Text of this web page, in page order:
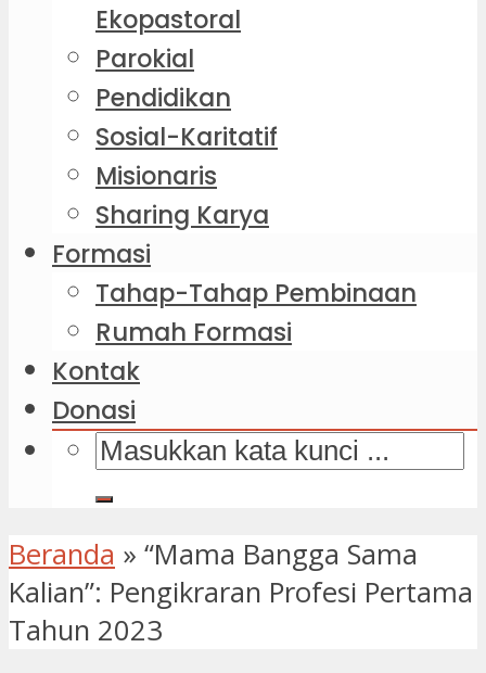
Ekopastoral
Parokial
Pendidikan
Sosial-Karitatif
Misionaris
Sharing Karya
Formasi
Tahap-Tahap Pembinaan
Rumah Formasi
Kontak
Donasi
Beranda » “Mama Bangga Sama
Kalian”: Pengikraran Profesi Pertama
Tahun 2023